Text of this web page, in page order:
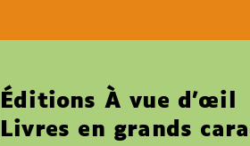
Éditions À vue d’œil
Livres en grands